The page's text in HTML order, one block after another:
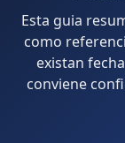
Esta guia
como
existan
conviene